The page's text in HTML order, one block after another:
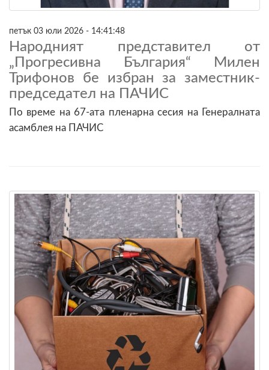
петък 03 юли 2026 - 14:41:48
Народният представител от
„Прогресивна България“ Милен
Трифонов бе избран за заместник-
председател на ПАЧИС
По време на 67-ата пленарна сесия на Генералната
асамблея на ПАЧИС